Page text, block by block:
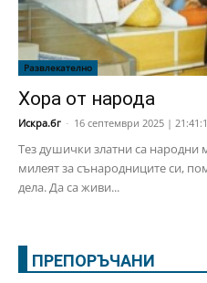
Развлекателно
Хора от народа
Искра.бг - 16 септември 2025 |
Тез душички златни са народни
милеят за сънародниците си,
дела. Да са живи...
ПРЕПОРЪЧАНИ